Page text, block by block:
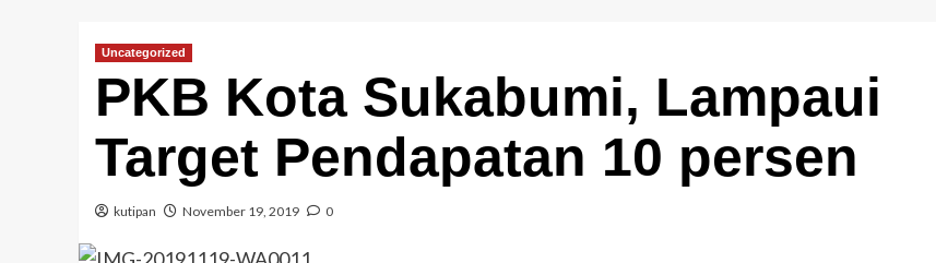
Uncategorized
PKB Kota Sukabumi, Lampaui
Target Pendapatan 10 persen
kutipan November 19, 2019 0